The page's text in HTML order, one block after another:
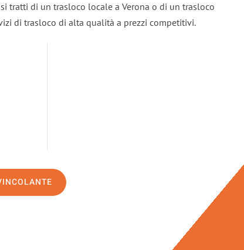
tratti di un trasloco locale a Verona o di un trasloco
di trasloco di alta qualità a prezzi competitivi.